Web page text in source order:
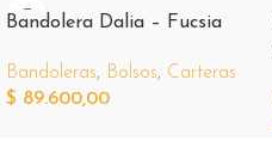
Bandolera Dalia – Fucsia
Bandoleras, Bolsos, Carteras
$ 89.600,00